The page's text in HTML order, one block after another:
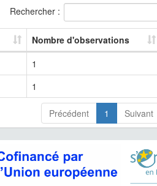
Rechercher :
Nombre d'observations
1
1
Précédent 1 Suivant